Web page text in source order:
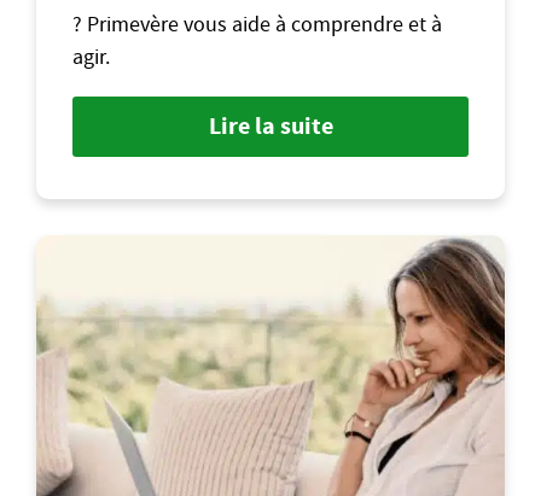
? Primevère vous aide à comprendre et à
agir.
Lire la suite